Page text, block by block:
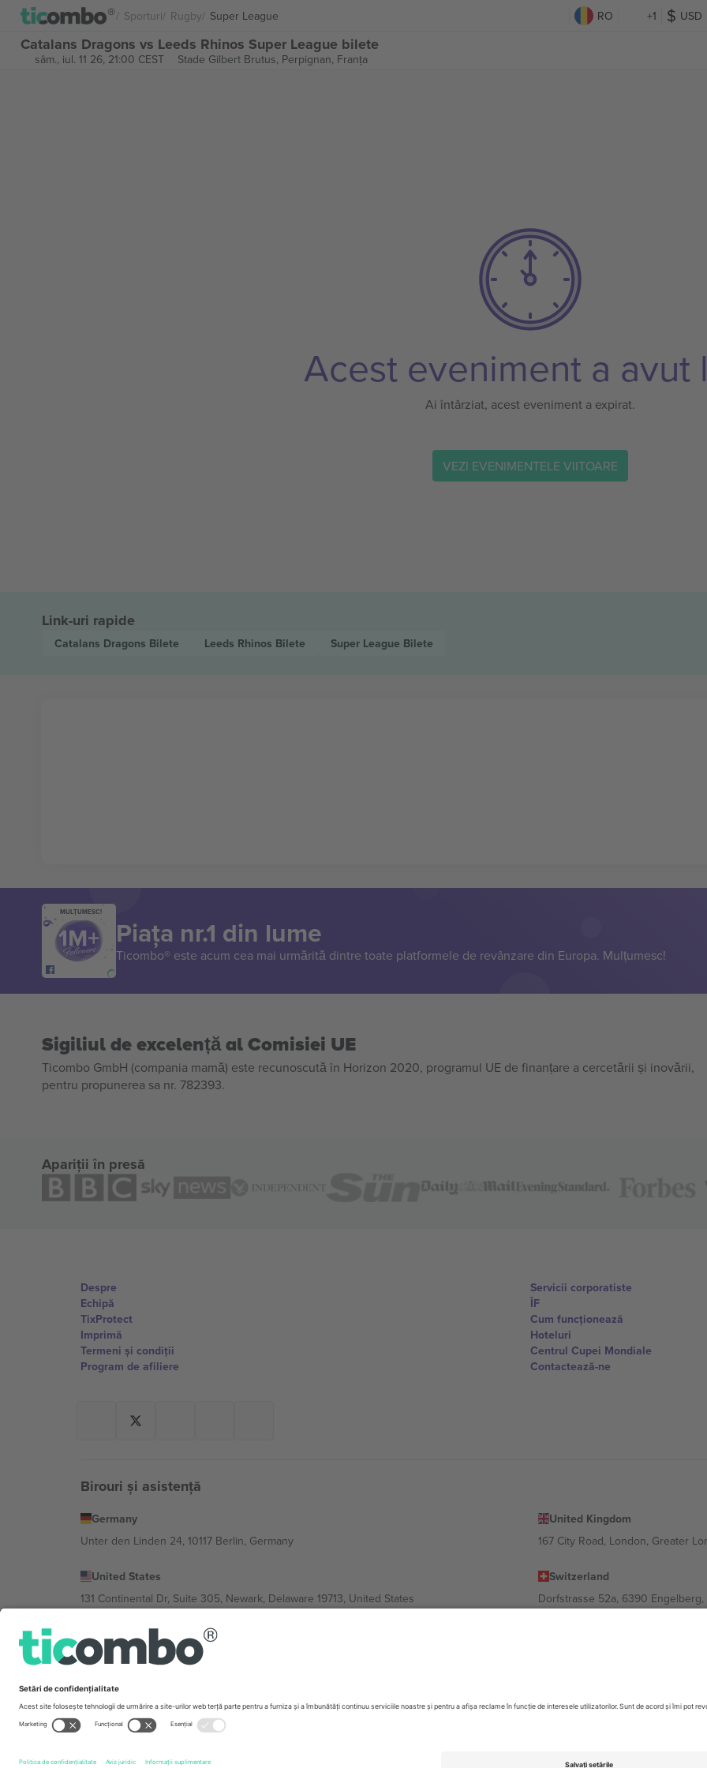
Sporturi Rugby Super League RO +1 USD
Catalans Dragons vs Leeds Rhinos Super League bilete
sâm., iul. 11 26, 21:00 CEST Stade Gilbert Brutus, Perpignan, Franța
Acest eveniment a avut
Ai întârziat, acest eveniment a expirat.
VEZI EVENIMENTELE VIITOARE
Link-uri rapide
Catalans Dragons Bilete Leeds Rhinos Bilete Super League Bilete
MULȚUMESC!
Piața nr.1 din lume
Ticombo® este acum cea mai urmărită dintre toate platformele de revânzare din Europa. Mulțumesc!
Sigiliul de excelență al Comisiei UE
Ticombo GmbH (compania mamă) este recunoscută în Horizon 2020, programul UE de finanțare a cercetării și inovării,
pentru propunerea sa nr. 782393.
Apariții în presă
Despre
Echipă
TixProtect
Imprimă
Termeni și condiții
Program de afiliere
Servicii corporatiste
ÎF
Cum funcționează
Hoteluri
Centrul Cupei Mondiale
Contactează-ne
Birouri și asistență
Germany
Unter den Linden 24, 10117 Berlin, Germany
United Kingdom
167 City Road, London, Greater
United States
131 Continental Dr, Suite 305, Newark, Delaware 19713, United States
Switzerland
Dorfstrasse 52a, 6390
Bulgaria
Regus Sofia City West, bul Totleben 53-55, 1606 Sofia, Bulgaria
Mexico
Av Chapultepec 360, Roma Norte, Cuauhtémoc, 06700 Ciudad de México, CDMX, Mexico
ImprimășiTermeni.© 2026 Ticombo. Toate drepturile rezervate.